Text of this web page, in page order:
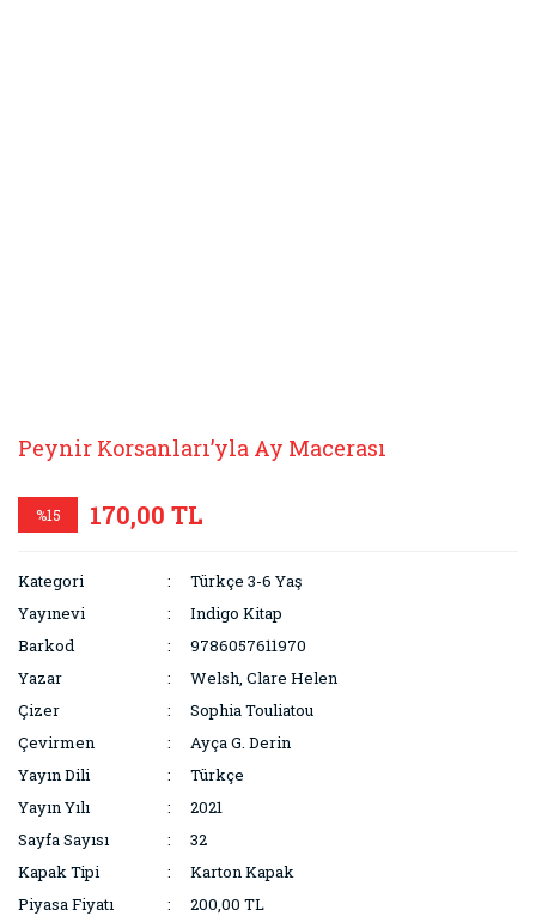
Peynir Korsanları’yla Ay Macerası
%15 170,00 TL
Kategori
Türkçe 3-6 Yaş
Yayınevi
Indigo Kitap
Barkod
9786057611970
Yazar
Welsh, Clare Helen
Çizer
Sophia Touliatou
Çevirmen
Ayça G. Derin
Yayın Dili
Türkçe
Yayın Yılı
2021
Sayfa Sayısı
32
Kapak Tipi
Karton Kapak
Piyasa Fiyatı
200,00 TL